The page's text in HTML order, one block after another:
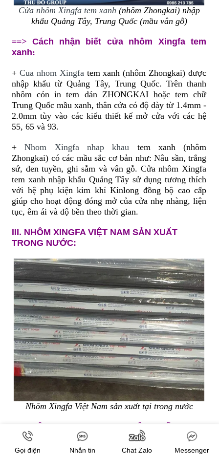
Cửa nhôm Xingfa tem xanh (nhôm Zhongkai) nhập
khẩu Quảng Tây, Trung Quốc (mầu vân gỗ)
==> Cách nhận biết cửa nhôm Xingfa tem
xanh:
+ Cua nhom Xingfatem xanh (nhôm Zhongkai) được
nhập khẩu từ Quảng Tây, Trung Quốc. Trên thanh
nhôm cón in tem dán ZHONGKAI hoặc tem chữ
Trung Quốc mầu xanh, thân cửa có độ dày từ 1.4mm-
2.0mm tùy vào các kiểu thiết kế mở cửa với các hệ
55, 65 và 93.
+Nhom Xingfa nhap khau tem xanh (nhôm
Zhongkai) có các mầu sắc cơ bản như: Nâu sần, trắng
sứ, đen tuyền, ghi sẫm và vân gỗ. Cửa nhôm Xingfa
tem xanh nhập khẩu Quảng Tây sử dụng tương thích
với hệ phụ kiện kim khí Kinlong đồng bộ cao cấp
giúp cho hoạt động đóng mở của cửa nhẹ nhàng, liện
tục, êm ái và độ bền theo thời gian.
III. NHÔM XINGFA VIỆT NAM SẢN XUẤT
TRONG NƯỚC:
Nhôm Xingfa Việt Nam sản xuất tại trong nước
NGUỒN GỐC XUẤT XỨ:
Gọi điện Nhắn tin Chat Zalo Messenger